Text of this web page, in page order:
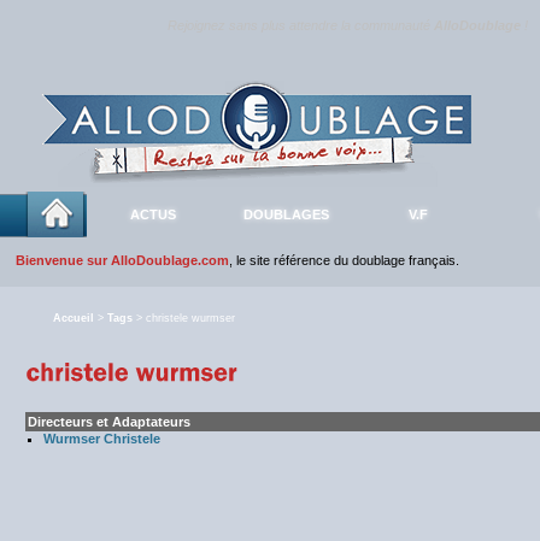
ACTUS DOUBLAGES V.F
Bienvenue sur AlloDoublage.com , le site référence du doublage français.
Accueil > Tags > christele wurmser
Directeurs et Adaptateurs
Wurmser Christele